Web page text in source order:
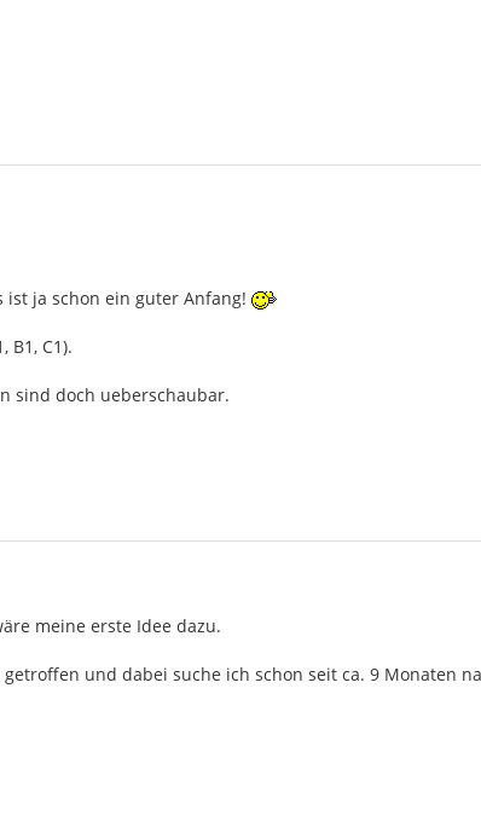
ja schon ein guter Anfang!
B1, C1).
sind doch ueberschaubar.
meine erste Idee dazu.
und dabei suche ich schon seit ca. 9 Monaten